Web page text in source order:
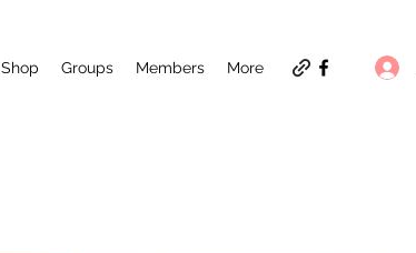
Shop Groups Members More